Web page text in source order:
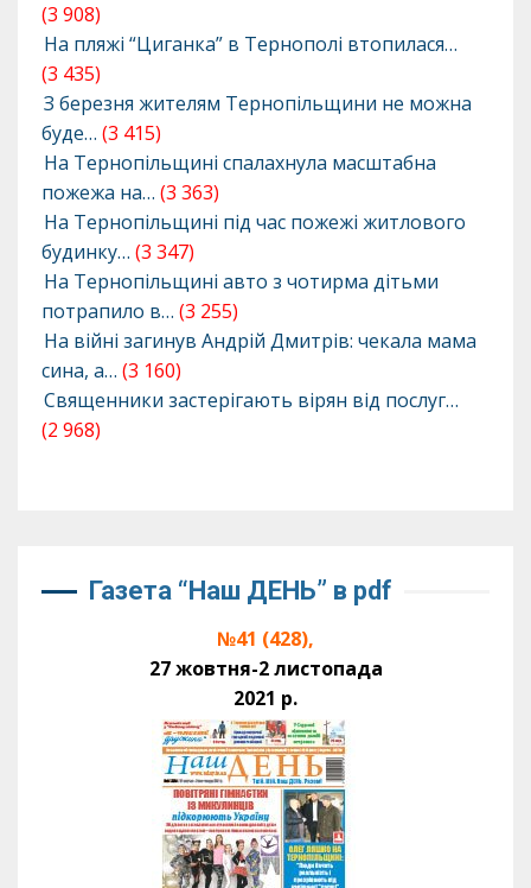
(3 908)
На пляжі “Циганка” в Тернополі втопилася…
(3 435)
З березня жителям Тернопільщини не можна
буде… (3 415)
На Тернопільщині спалахнула масштабна
пожежа на… (3 363)
На Тернопільщині під час пожежі житлового
будинку… (3 347)
На Тернопільщині авто з чотирма дітьми
потрапило в… (3 255)
На війні загинув Андрій Дмитрів: чекала мама
сина, а… (3 160)
Священники застерігають вірян від послуг…
(2 968)
Газета “Наш ДЕНЬ” в pdf
№41 (428),
27 жовтня-2 листопада
2021 р.